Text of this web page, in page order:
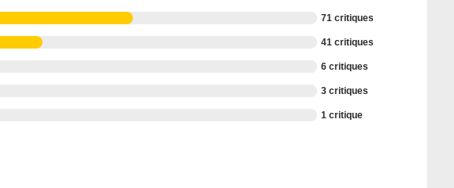
71 critiques
41 critiques
6 critiques
3 critiques
1 critique